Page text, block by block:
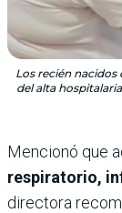
Los recién nacidos
del alta
Mencionó que
respiratorio,
directora